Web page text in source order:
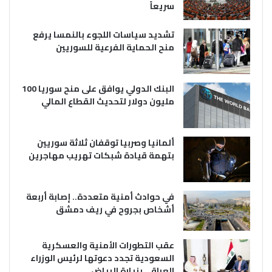
سريعاً
تشديد سياسات اللجوء بالنمسا يرفع
منح الحماية الفرعية للسوريين
البنك الدولي يوافق على منح سوريا 100
مليون دولار لتحديث القطاع المالي
ألمانيا وصربيا توقفان ثلاثة سوريين
بتهمة قيادة شبكات تهريب مهاجرين
في حوادث أمنية متعددة.. إصابة أربعة
أشخاص بجروح في ريف دمشق
عقب التطورات الأمنية والعسكرية
السعودية تجدد دعوتها لرئيس الوزراء